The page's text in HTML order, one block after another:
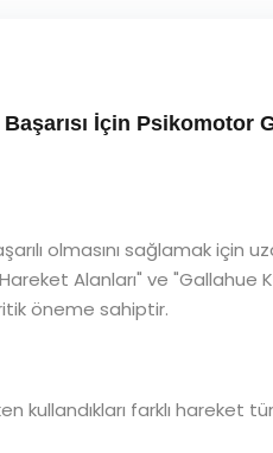
İçin Psikomotor
olmasını sağlamak
Alanları" ve "Gallahue
öneme sahiptir.
kullandıkları farklı hareket